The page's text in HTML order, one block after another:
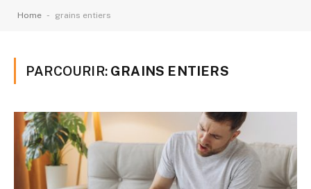
Home - grains entiers
PARCOURIR: GRAINS ENTIERS